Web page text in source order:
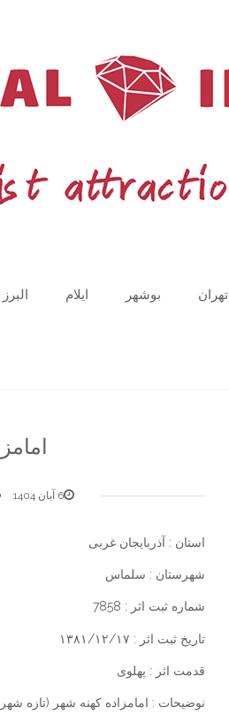
البرز ایلام بوشهر تهران
6 آبان 1404
استان : آذربایجان غربی
شهرستان : سلماس
شماره ثبت اثر : 7858
تاریخ ثبت اثر : ۱۳۸۱/۱۲/۱۷
قدمت اثر : پهلوی
نوضیحات : امامزاده کهنه شهر (تازه